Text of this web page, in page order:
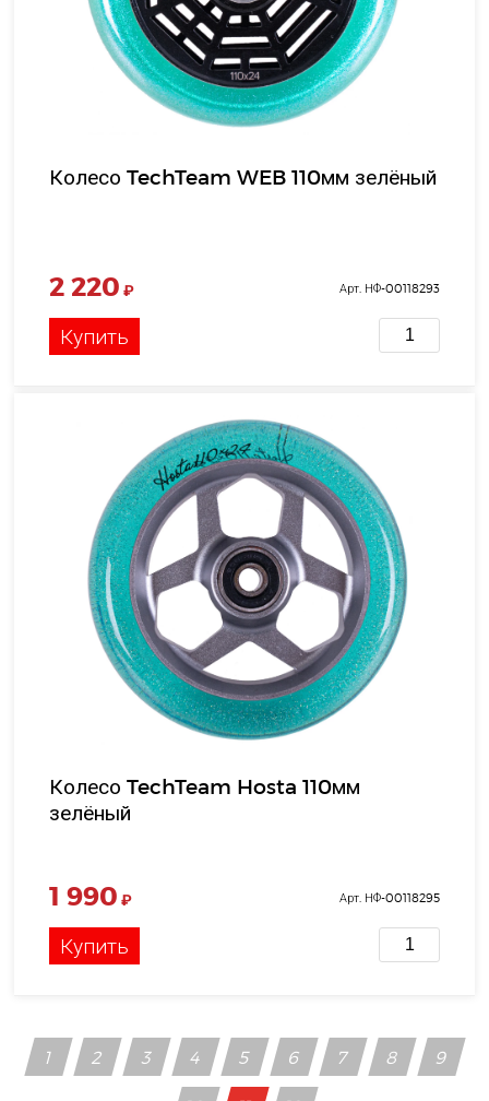
Колесо TechTeam WEB 110мм зелёный
2 220 ₽ Арт. НФ-00118293
Купить
Колесо TechTeam Hosta 110мм
зелёный
1 990 ₽ Арт. НФ-00118295
Купить
1 2 3 4 5 6 7 8 9